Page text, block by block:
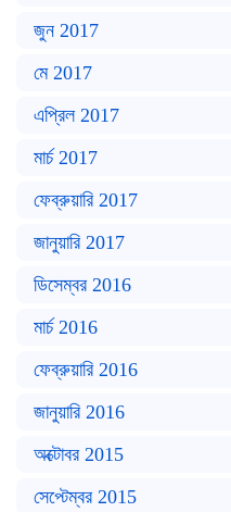
জুন 2017
মে 2017
এপ্রিল 2017
মার্চ 2017
ফেব্রুয়ারি 2017
জানুয়ারি 2017
ডিসেম্বর 2016
মার্চ 2016
ফেব্রুয়ারি 2016
জানুয়ারি 2016
অক্টোবর 2015
সেপ্টেম্বর 2015